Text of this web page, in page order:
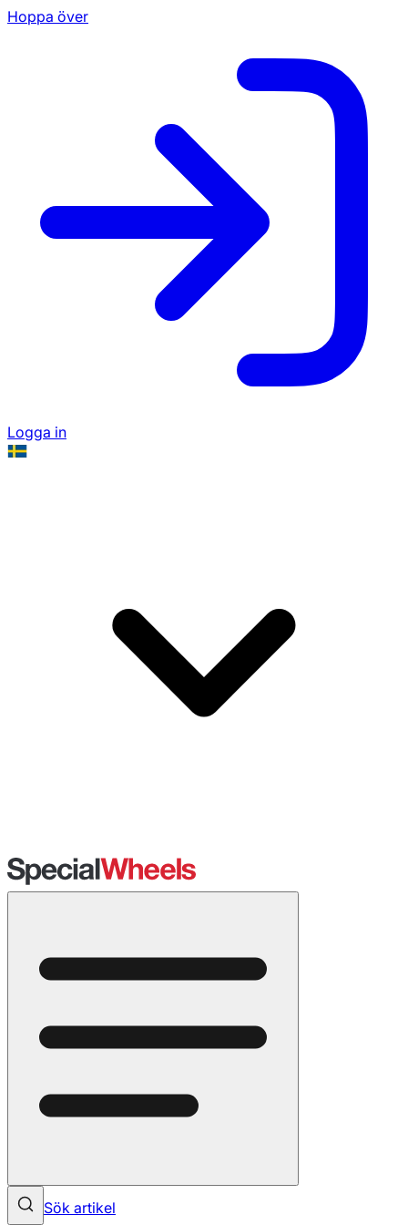
Hoppa över
Logga in
Sök artikel